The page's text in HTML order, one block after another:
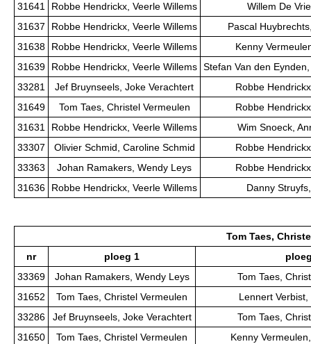
31641
Robbe Hendrickx, Veerle Willems
Willem De
31637
Robbe Hendrickx, Veerle Willems
Pascal
31638
Robbe Hendrickx, Veerle Willems
Kenny
31639
Robbe Hendrickx, Veerle Willems Stefan Van den
33281
Jef Bruynseels, Joke Verachtert
Robbe
31649
Tom Taes, Christel Vermeulen
Robbe
31631
Robbe Hendrickx, Veerle Willems
Wim Snoeck,
33307
Olivier Schmid, Caroline Schmid
Robbe
33363
Johan Ramakers, Wendy Leys
Robbe
31636
Robbe Hendrickx, Veerle Willems Danny
Tom Taes,
nr
ploeg 1
33369
Johan Ramakers, Wendy Leys
Tom Taes,
31652
Tom Taes, Christel Vermeulen
Lennert
33286
Jef Bruynseels, Joke Verachtert
Tom Taes,
31650
Tom Taes, Christel Vermeulen
Kenny